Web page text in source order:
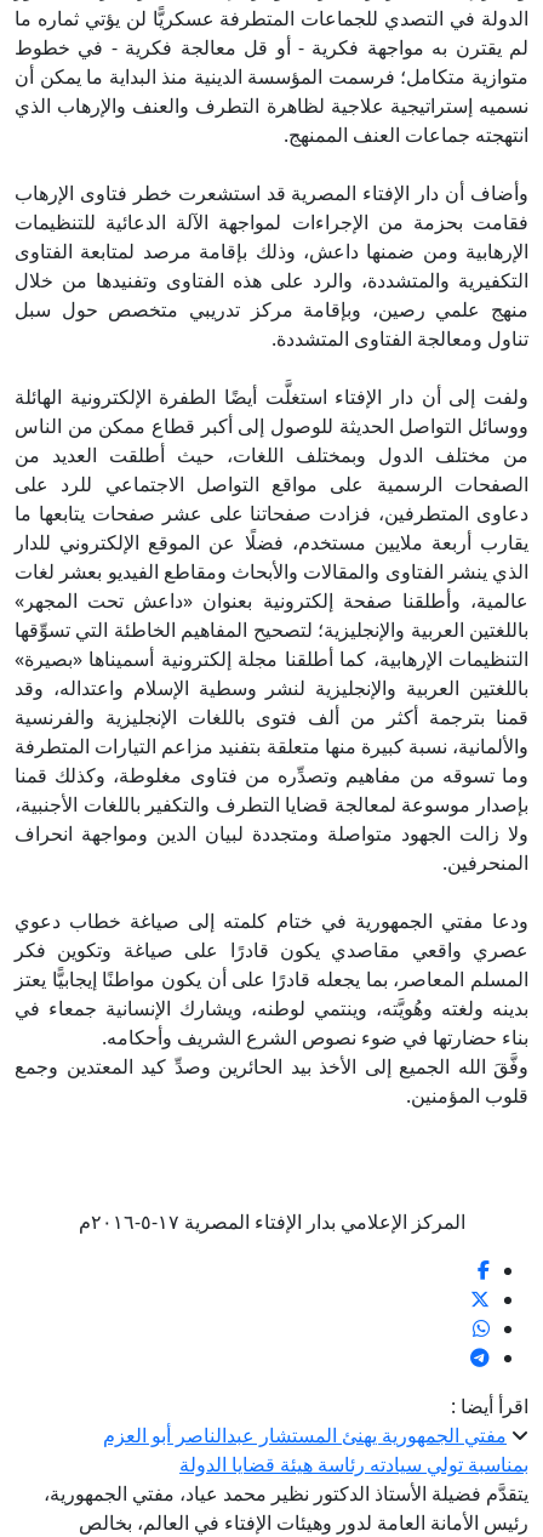
في التصدي للجماعات المتطرفة عسكريًّا لن يؤتي ثماره ما
يقترن به مواجهة فكرية - أو قل معالجة فكرية - في خطوط
متكامل؛ فرسمت المؤسسة الدينية منذ البداية ما يمكن أن
إستراتيجية علاجية لظاهرة التطرف والعنف والإرهاب الذي
جماعات العنف الممنهج.
أن دار الإفتاء المصرية قد استشعرت خطر فتاوى الإرهاب
بحزمة من الإجراءات لمواجهة الآلة الدعائية للتنظيمات
ومن ضمنها داعش، وذلك بإقامة مرصد لمتابعة الفتاوى
والمتشددة، والرد على هذه الفتاوى وتفنيدها من خلال
علمي رصين، وبإقامة مركز تدريبي متخصص حول سبل
ومعالجة الفتاوى المتشددة.
إلى أن دار الإفتاء استغلَّت أيضًا الطفرة الإلكترونية الهائلة
التواصل الحديثة للوصول إلى أكبر قطاع ممكن من الناس
مختلف الدول وبمختلف اللغات، حيث أطلقت العديد من
الرسمية على مواقع التواصل الاجتماعي للرد على
المتطرفين، فزادت صفحاتنا على عشر صفحات يتابعها ما
أربعة ملايين مستخدم، فضلًا عن الموقع الإلكتروني للدار
ينشر الفتاوى والمقالات والأبحاث ومقاطع الفيديو بعشر لغات
وأطلقنا صفحة إلكترونية بعنوان «داعش تحت المجهر»
العربية والإنجليزية؛ لتصحيح المفاهيم الخاطئة التي تسوِّقها
الإرهابية، كما أطلقنا مجلة إلكترونية أسميناها «بصيرة»
العربية والإنجليزية لنشر وسطية الإسلام واعتداله، وقد
بترجمة أكثر من ألف فتوى باللغات الإنجليزية والفرنسية
نسبة كبيرة منها متعلقة بتفنيد مزاعم التيارات المتطرفة
تسوقه من مفاهيم وتصدِّره من فتاوى مغلوطة، وكذلك قمنا
موسوعة لمعالجة قضايا التطرف والتكفير باللغات الأجنبية،
زالت الجهود متواصلة ومتجددة لبيان الدين ومواجهة انحراف
مفتي الجمهورية في ختام كلمته إلى صياغة خطاب دعوي
واقعي مقاصدي يكون قادرًا على صياغة وتكوين فكر
المعاصر، بما يجعله قادرًا على أن يكون مواطنًا إيجابيًّا يعتز
ولغته وهُويَّته، وينتمي لوطنه، ويشارك الإنسانية جمعاء في
حضارتها في ضوء نصوص الشرع الشريف وأحكامه.
الله الجميع إلى الأخذ بيد الحائرين وصدِّ كيد المعتدين وجمع
المؤمنين.
المركز الإعلامي بدار الإفتاء المصرية ١٧-٥-٢٠١٦م
أيضا :
مفتي الجمهورية يهنئ المستشار عبدالناصر أبو العزم
تولي سيادته رئاسة هيئة قضايا الدولة
فضيلة الأستاذ الدكتور نظير محمد عياد، مفتي الجمهورية،
الأمانة العامة لدور وهيئات الإفتاء في العالم، بخالص